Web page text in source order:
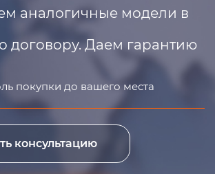
аналогичные модели в
договору. Даем гарантию
покупки до вашего места
консультацию